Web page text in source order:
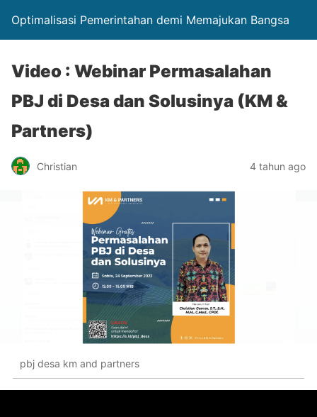
Optimalisasi Pemerintahan demi Memajukan Bangsa
Video : Webinar Permasalahan
PBJ di Desa dan Solusinya (KM &
Partners)
Christian 4 tahun ago
pbj desa km and partners